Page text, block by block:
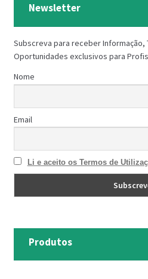
Newsletter
Subscreva para receber Informação,
Oportunidades exclusivos para
Nome
Email
Li e aceito os Termos de
Produtos